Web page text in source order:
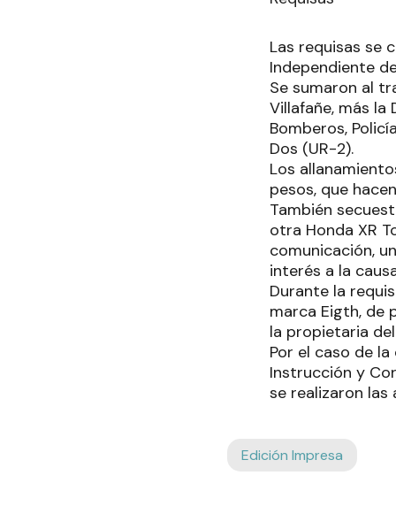
Las requisas se
Independiente
Se sumaron al
Villafañe, más la
Bomberos,
Dos (UR-2).
Los
pesos, que
También
otra Honda XR
comunicación,
interés a la
Durante la
marca Eigth, de
la propietaria
Por el caso de
Instrucción y
se realizaron las
Edición Impresa